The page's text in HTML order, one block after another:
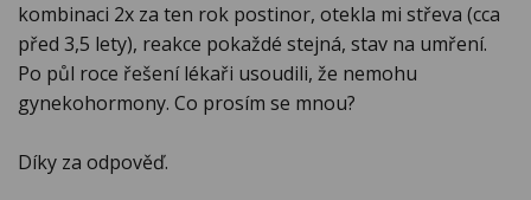
kombinaci 2x za ten rok postinor, otekla mi střeva (cca
před 3,5 lety), reakce pokaždé stejná, stav na umření.
Po půl roce řešení lékaři usoudili, že nemohu
gynekohormony. Co prosím se mnou?
Díky za odpověď.